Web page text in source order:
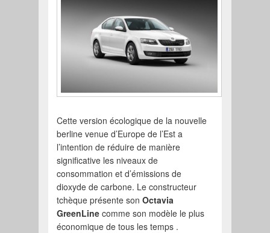
Cette version écologique de la nouvelle
berline venue d’Europe de l’Est a
l’intention de réduire de manière
significative les niveaux de
consommation et d’émissions de
dioxyde de carbone. Le constructeur
tchèque présente sonOctavia
GreenLine comme son modèle le plus
économique de tous les temps .